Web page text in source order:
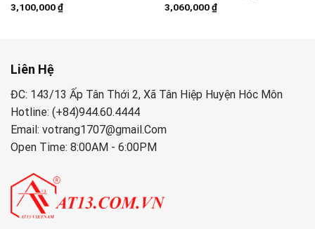
3,100,000₫
3,060,000₫
Liên Hệ
ĐC: 143/13 Ấp Tân Thới 2, Xã Tân Hiệp Huyện Hóc Môn
Hotline: (+84)944.60.4444
Email: votrang1707@gmail.Com
Open Time: 8:00AM - 6:00PM